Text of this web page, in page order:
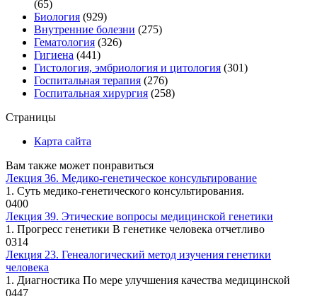
(65)
Биология (929)
Внутренние болезни (275)
Гематология (326)
Гигиена (441)
Гистология, эмбриология и цитология (301)
Госпитальная терапия (276)
Госпитальная хирургия (258)
Страницы
Карта сайта
Вам также может понравиться
Лекция 36. Медико-генетическое консультирование
1. Суть медико-генетического консультирования.
0400
Лекция 39. Этические вопросы медицинской генетики
1. Прогресс генетики В генетике человека отчетливо
0314
Лекция 23. Генеалогический метод изучения генетики
человека
1. Диагностика По мере улучшения качества медицинской
0447